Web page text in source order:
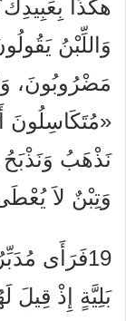
وَاللِّبْنُ
«مُتَكَاسِلُونَ
وَتِبْنٌ لاَ
19فَرَأَى
بَلِيَّةٍ إِذْ قِيلَ